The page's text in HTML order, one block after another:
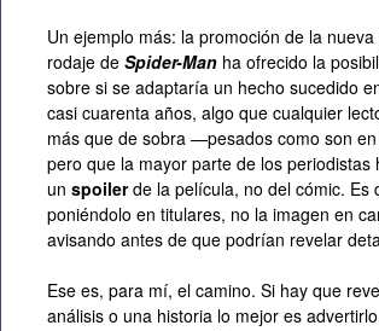
Un ejemplo más: la promoción de la
rodaje de Spider-Man ha ofrecido la
sobre si se adaptaría un hecho sucedido
casi cuarenta años, algo que cualquier
más que de sobra —pesados como son en
pero que la mayor parte de los periodistas
un spoilerde la película, no del cómic. Es
poniéndolo en titulares, no la imagen en
avisando antes de que podrían revelar
Ese es, para mí, el camino. Si hay que
análisis o una historia lo mejor es